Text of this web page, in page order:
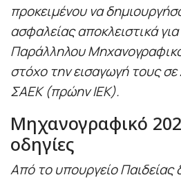
προκειμένου να
ασφαλείας αποκλειστικά
Παράλληλου
στόχο την εισαγωγή τους
ΣΑΕΚ (πρώην ΙΕΚ).
Μηχανογραφικό
οδηγίες
Από το υπουργείο Παιδείας